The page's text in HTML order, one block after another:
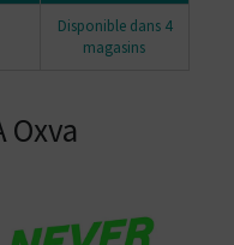
Disponible dans 4
magasins
Oxva